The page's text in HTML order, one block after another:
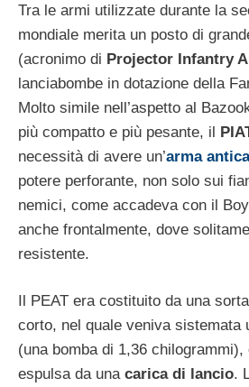
Tra le armi utilizzate durante la
mondiale merita un posto di
(acronimo di Projector Infantry
lanciabombe in dotazione della
Molto simile nell’aspetto al
più compatto e più pesante, il
necessità di avere un’arma
potere perforante, non solo sui
nemici, come accadeva con il
anche frontalmente, dove
resistente.
Il PEAT era costituito da una
corto, nel quale veniva sistemata
(una bomba di 1,36 chilogrammi),
espulsa da unacarica di lancio.